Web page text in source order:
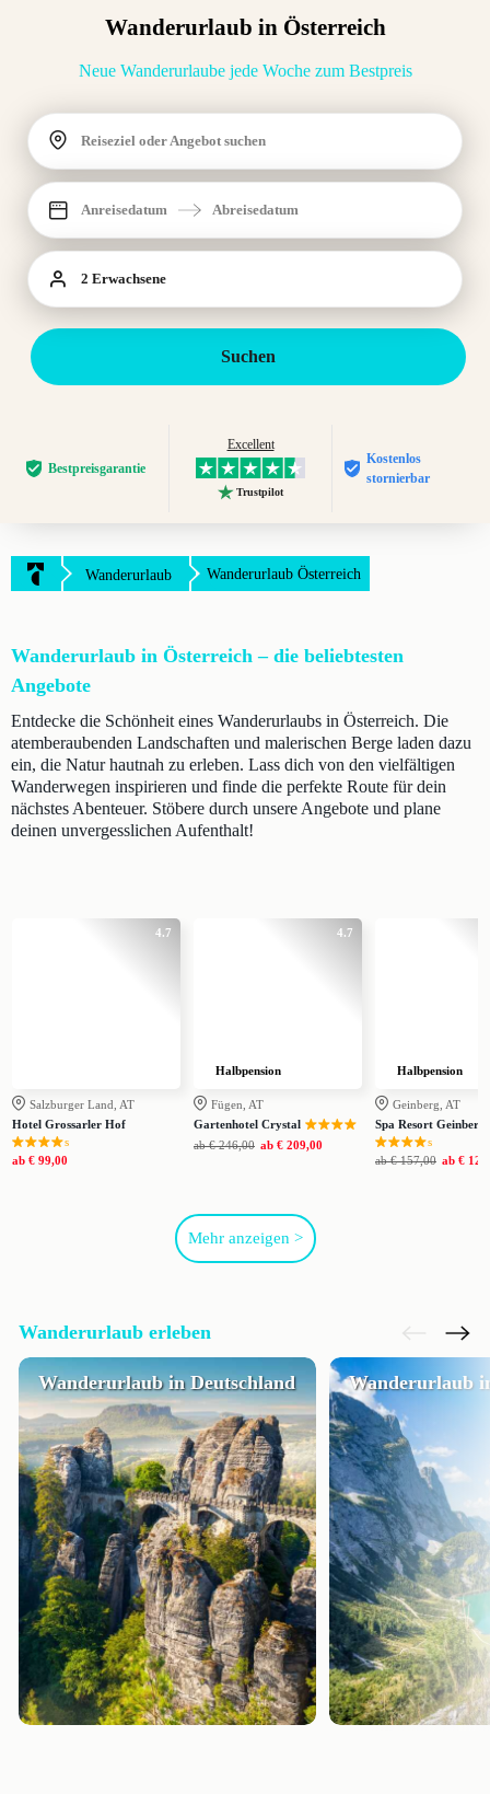
Wanderurlaub in Österreich
Neue Wanderurlaube jede Woche zum Bestpreis
Reiseziel oder Angebot suchen
Anreisedatum Abreisedatum
2 Erwachsene
Suchen
Bestpreis­garantie
Excellent
Trustpilot
Kostenlos
stornierbar
Wanderurlaub Wanderurlaub Österreich
Wanderurlaub in Österreich – die beliebtesten
Angebote
Entdecke die Schönheit eines Wanderurlaubs in Österreich. Die
atemberaubenden Landschaften und malerischen Berge laden dazu
ein, die Natur hautnah zu erleben. Lass dich von den vielfältigen
Wanderwegen inspirieren und finde die perfekte Route für dein
nächstes Abenteuer. Stöbere durch unsere Angebote und plane
deinen unvergesslichen Aufenthalt!
4.7
Salzburger Land, AT
Hotel Grossarler Hof
s
ab € 99,00
4.7
Halbpension
Fügen, AT
Gartenhotel Crystal
ab € 246,00 ab € 209,00
Halbpension
Geinberg, AT
Spa Resort Geinberg
s
ab € 157,00 ab €
Mehr anzeigen >
Wanderurlaub erleben
Wanderurlaub in Deutschland Wanderurlaub